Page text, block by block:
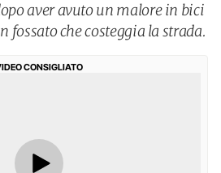
aver avuto un malore in bici
fossato che costeggia la strada.
CONSIGLIATO